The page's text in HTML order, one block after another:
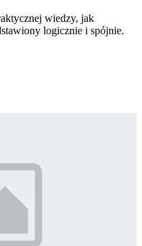
wiedzy, jak
logicznie i spójnie.